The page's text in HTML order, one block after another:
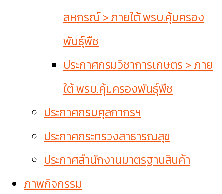
สหกรณ์ > ภายใต้ พรบ.คุ้มครอง
พันธุ์พืช
ประกาศกรมวิชาการเกษตร > ภาย
ใต้ พรบ.คุ้มครองพันธุ์พืช
ประกาศกรมศุลกากรฯ
ประกาศกระทรวงสาธารณสุข
ประกาศสำนักงานมาตรฐานสินค้า
ภาพกิจกรรม